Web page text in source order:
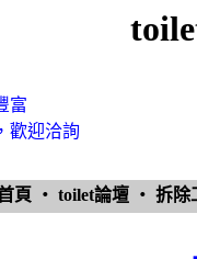
富
歡迎洽詢
頁 ‧ toilet論壇 ‧ 拆